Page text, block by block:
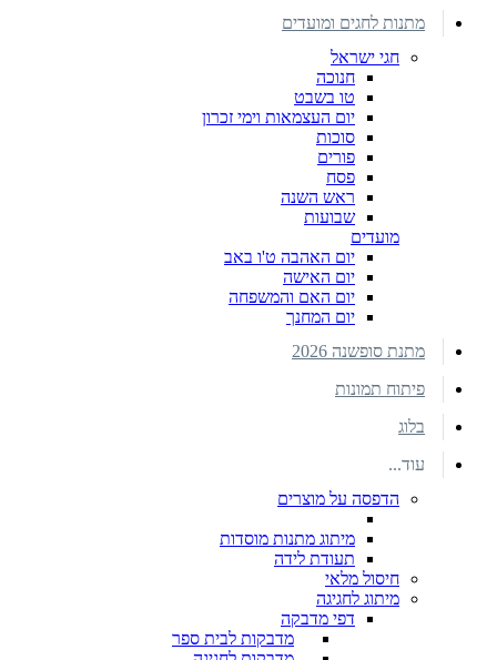
מתנות לחגים ומועדים
חגי ישראל
חנוכה
טו בשבט
יום העצמאות וימי זכרון
סוכות
פורים
פסח
ראש השנה
שבועות
מועדים
יום האהבה ט'ו באב
יום האישה
יום האם והמשפחה
יום המחנך
מתנת סופשנה 2026
פיתוח תמונות
בלוג
עוד...
הדפסה על מוצרים
מיתוג מתנות מוסדות
תעודת לידה
חיסול מלאי
מיתוג לחגיגה
דפי מדבקה
מדבקות לבית ספר